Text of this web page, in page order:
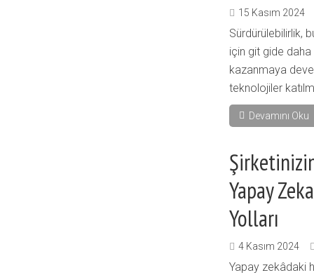
15 Kasım 2024
Sürdürülebilirlik,
için git gide
kazanmaya
teknolojiler
Devamını Oku
Yapay
Yolları
4 Kasım 2024
Yapay zekâdaki